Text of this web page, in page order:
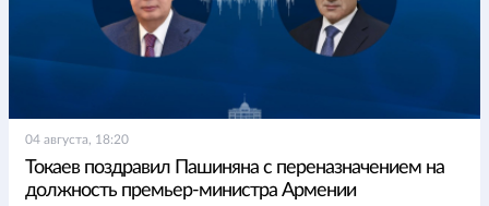
04 августа, 18:20
Токаев поздравил Пашиняна с переназначением на
должность премьер-министра Армении